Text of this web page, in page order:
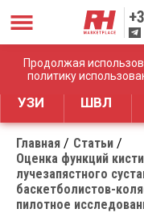
Продолжая
политику
Дистрибуция
УЗИ ШВЛ
Главная
Статьи
Оценка функций
лучезапястного
баскетболистов-
пилотное